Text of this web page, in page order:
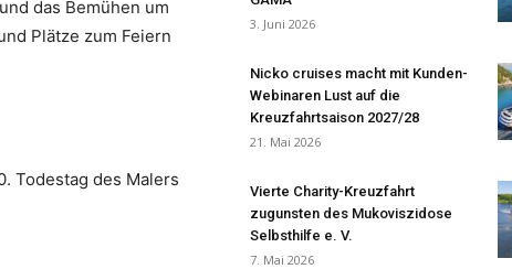
das Bemühen um
Plätze zum Feiern
Todestag des Malers
3. Juni 2026
Nicko cruises macht mit Kunden-
Webinaren Lust auf die
Kreuzfahrtsaison 2027/28
21. Mai 2026
Vierte Charity-Kreuzfahrt
zugunsten des Mukoviszidose
Selbsthilfe e. V.
7. Mai 2026